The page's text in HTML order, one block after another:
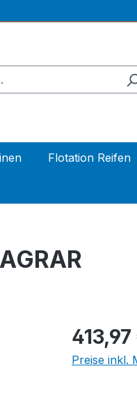
Flotation Reifen
Regulärer
413,97
Preise inkl.